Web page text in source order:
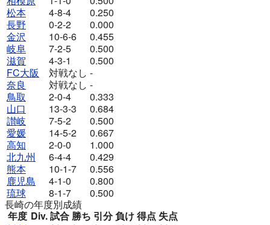
松本
4-8-4
0.250
長野
0-2-2
0.000
金沢
10-6-6
0.455
岐阜
7-2-5
0.500
滋賀
4-3-1
0.500
FC大阪
対戦なし -
奈良
対戦なし -
鳥取
2-0-4
0.333
山口
13-3-3
0.684
讃岐
7-5-2
0.500
愛媛
14-5-2
0.667
高知
2-0-0
1.000
北九州
6-4-4
0.429
熊本
10-1-7
0.556
鹿児島
4-1-0
0.800
琉球
8-1-7
0.500
長崎の年度別成績
年度 Div.試合 勝ち 引分負け得点 失点